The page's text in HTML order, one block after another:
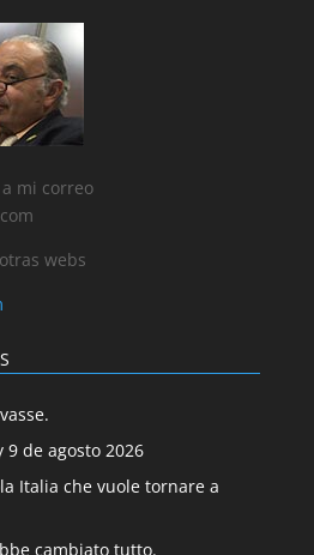
mi correo
webs
9 de agosto 2026
Italia che vuole tornare a
cambiato tutto.